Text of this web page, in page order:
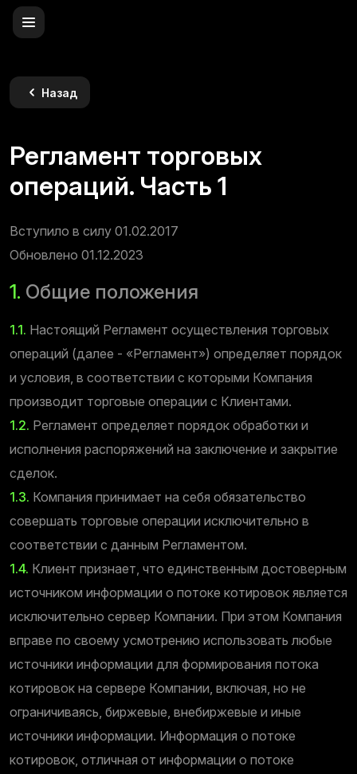
Назад
Регламент торговых
операций. Часть 1
Вступило в силу 01.02.2017
Обновлено 01.12.2023
1. Общие положения
1.1. Настоящий Регламент осуществления торговых
операций (далее - «Регламент») определяет порядок
и условия, в соответствии с которыми Компания
производит торговые операции с Клиентами.
1.2. Регламент определяет порядок обработки и
исполнения распоряжений на заключение и закрытие
сделок.
1.3. Компания принимает на себя обязательство
совершать торговые операции исключительно в
соответствии с данным Регламентом.
1.4. Клиент признает, что единственным достоверным
источником информации о потоке котировок является
исключительно сервер Компании. При этом Компания
вправе по своему усмотрению использовать любые
источники информации для формирования потока
котировок на сервере Компании, включая, но не
ограничиваясь, биржевые, внебиржевые и иные
источники информации. Информация о потоке
котировок, отличная от информации о потоке